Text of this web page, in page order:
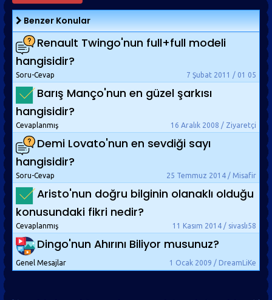
Benzer Konular
Renault Twingo'nun full+full modeli
hangisidir?
7 Şubat 2011 / 01 05
Soru-Cevap
Barış Manço'nun en güzel şarkısı
hangisidir?
16 Aralık 2008 / Ziyaretçi
Cevaplanmış
Demi Lovato'nun en sevdiği sayı
hangisidir?
25 Temmuz 2014 / Misafir
Soru-Cevap
Aristo'nun doğru bilginin olanaklı olduğu
konusundaki fikri nedir?
11 Kasım 2014 / sivaslı58
Cevaplanmış
Dingo'nun Ahırını Biliyor musunuz?
1 Ocak 2009 / DreamLiKe
Genel Mesajlar